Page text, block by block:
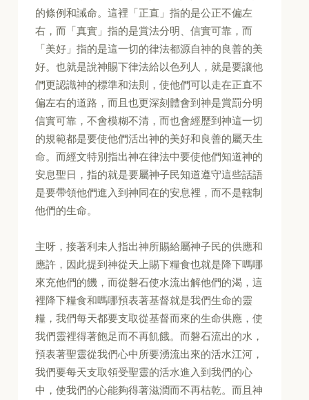
的條例和誡命。這裡「正直」指的是公正不偏左
右，而「真實」指的是賞法分明、信實可靠，而
「美好」指的是這一切的律法都源自神的良善的美
好。也就是說神賜下律法給以色列人，就是要讓他
們更認識神的標準和法則，使他們可以走在正直不
偏左右的道路，而且也更深刻體會到神是賞罰分明
信實可靠，不會模糊不清，而也會經歷到神這一切
的規範都是要使他們活出神的美好和良善的屬天生
命。而經文特別指出神在律法中要使他們知道神的
安息聖日，指的就是要屬神子民知道遵守這些話語
是要帶領他們進入到神同在的安息裡，而不是轄制
他們的生命。
主呀，接著利未人指出神所賜給屬神子民的供應和
應許，因此提到神從天上賜下糧食也就是降下嗎哪
來充他們的饑，而從磐石使水流出解他們的渴，這
裡降下糧食和嗎哪預表著基督就是我們生命的靈
糧，我們每天都要支取從基督而來的生命供應，使
我們靈裡得著飽足而不再飢餓。而磐石流出的水，
預表著聖靈從我們心中所要湧流出來的活水江河，
我們要每天支取領受聖靈的活水進入到我們的心
中，使我們的心能夠得著滋潤而不再枯乾。而且神